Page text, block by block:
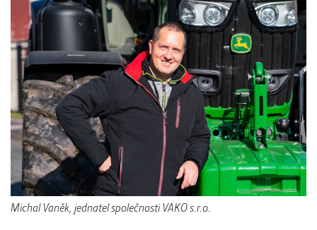
Michal Vaněk, jednatel společnosti VAKO s.r.o.